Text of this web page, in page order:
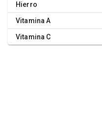
Hierro
Vitamina A
Vitamina C